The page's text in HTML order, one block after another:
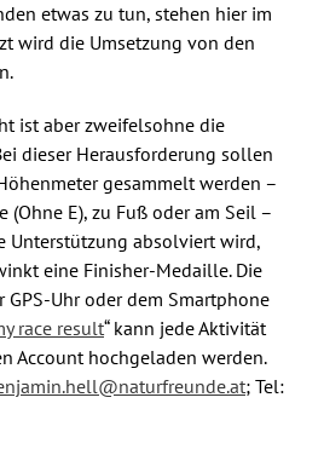
etwas zu tun, stehen hier im
wird die Umsetzung von den
ist aber zweifelsohne die
dieser Herausforderung sollen
gesammelt werden –
(Ohne E), zu Fuß oder am Seil –
Unterstützung absolviert wird,
eine Finisher-Medaille. Die
Uhr oder dem Smartphone
race result“ kann jede Aktivität
Account hochgeladen werden.
; Tel: